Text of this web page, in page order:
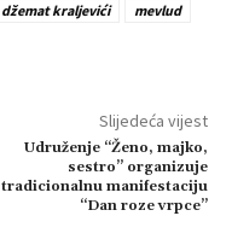
džemat kraljevići
mevlud
Slijedeća vijest
Udruženje “Ženo, majko,
sestro” organizuje
tradicionalnu manifestaciju
“Dan roze vrpce”